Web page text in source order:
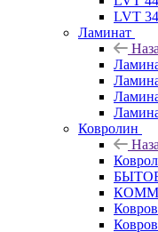
LVT
Ламинат
Ковролин